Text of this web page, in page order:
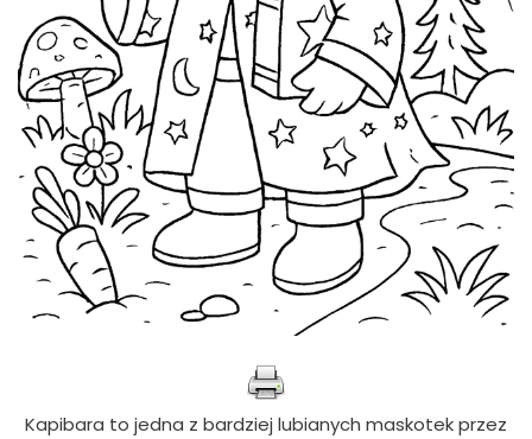
Kapibara to jedna z bardziej lubianych maskotek przez